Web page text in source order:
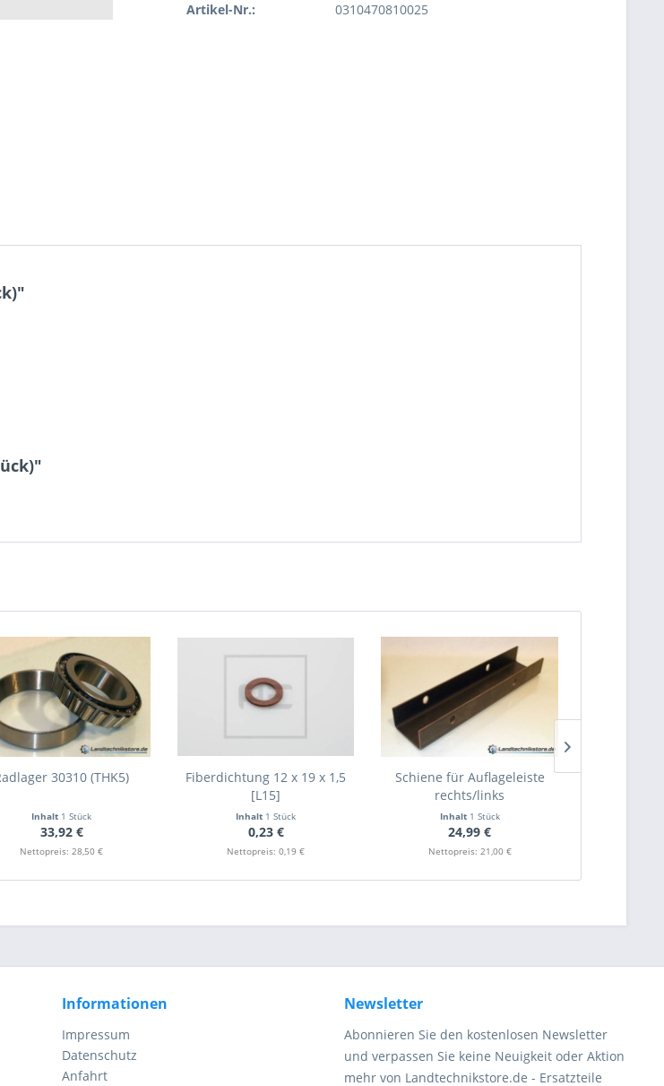
Artikel-Nr.: 0310470810025
30310 (THK5)
Inhalt 1 Stück
33,92 €
Nettopreis: 28,50 €
Fiberdichtung 12 x 19 x 1,5
[L15]
Inhalt 1 Stück
0,23 €
Nettopreis: 0,19 €
Schiene für Auflageleiste
rechts/links
Inhalt 1 Stück
24,99 €
Nettopreis: 21,00 €
Informationen
Impressum
Datenschutz
Anfahrt
Newsletter
Abonnieren Sie den kostenlosen Newsletter
und verpassen Sie keine Neuigkeit oder Aktion
mehr von Landtechnikstore.de - Ersatzteile